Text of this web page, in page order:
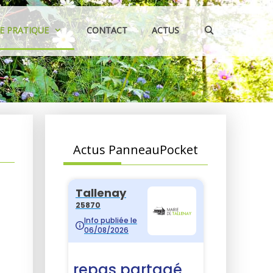
PRATIQUE CONTACT ACTUS
Actus PanneauPocket